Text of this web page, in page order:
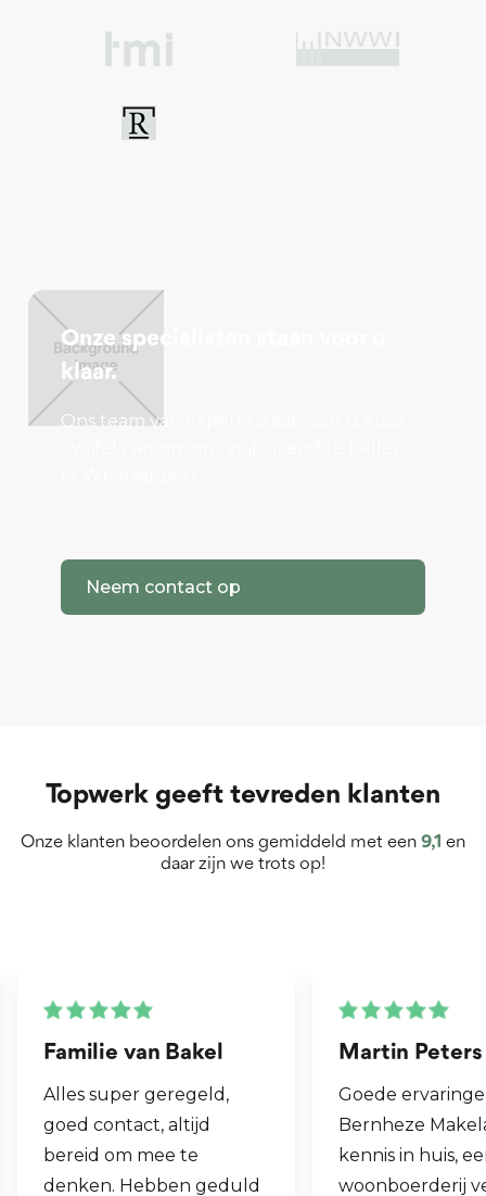
Onze specialisten staan voor u
klaar.
Ons team van experts staat voor u klaar.
Neem contact op
Topwerk geeft tevreden klanten
Onze klanten beoordelen ons gemiddeld met een 9,1 en
daar zijn we trots op!
Martin Peters
Goede ervaringen met
Bernheze Makelaars, veel
kennis in huis, eens onze
woonboerderij verkocht
Henk van
Fijne makelaar.
al mijn 2e
hen laten
ook een